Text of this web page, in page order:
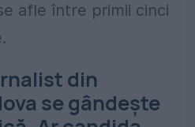
afle între primii cinci
din
se gândește